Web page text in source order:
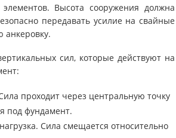
Высота сооружения должна
передавать усилие на свайные
анкеровку.
сил, которые действуют на
проходит через центральную точку
под фундамент.
Сила смещается относительно